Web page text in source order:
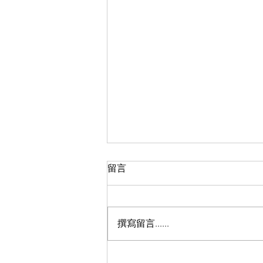
留言
撰寫留言......